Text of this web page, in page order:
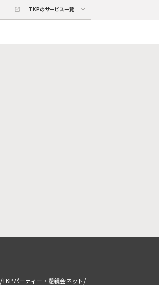
TKPのサービス一覧
/TKPパーティー・懇親会ネット/